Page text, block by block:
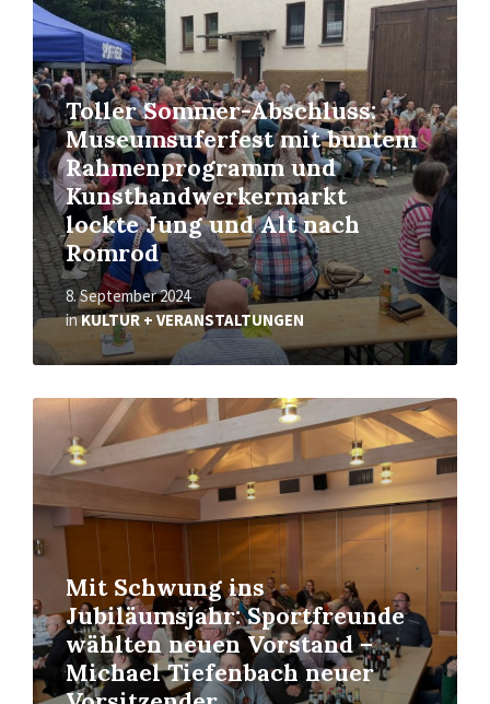
Toller Sommer-Abschluss:
Museumsuferfest mit buntem
Rahmenprogramm und
Kunsthandwerkermarkt
lockte Jung und Alt nach
Romrod
8. September 2024
inKULTUR + VERANSTALTUNGEN
Mit Schwung ins
Jubiläumsjahr: Sportfreunde
wählten neuen Vorstand –
Michael Tiefenbach neuer
Read
More